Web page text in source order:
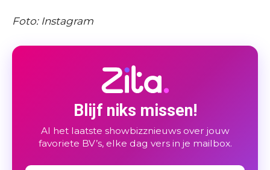
Foto: Instagram
Blijf niks missen!
Al het laatste showbizznieuws over jouw
favoriete BV’s, elke dag vers in je mailbox.